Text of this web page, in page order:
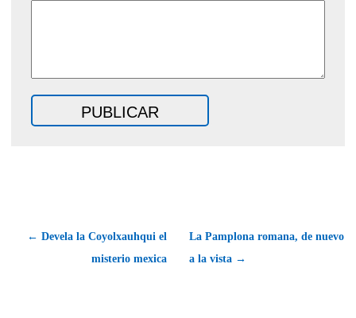
← Devela la Coyolxauhqui el
misterio mexica
La Pamplona romana, de nuevo
a la vista →